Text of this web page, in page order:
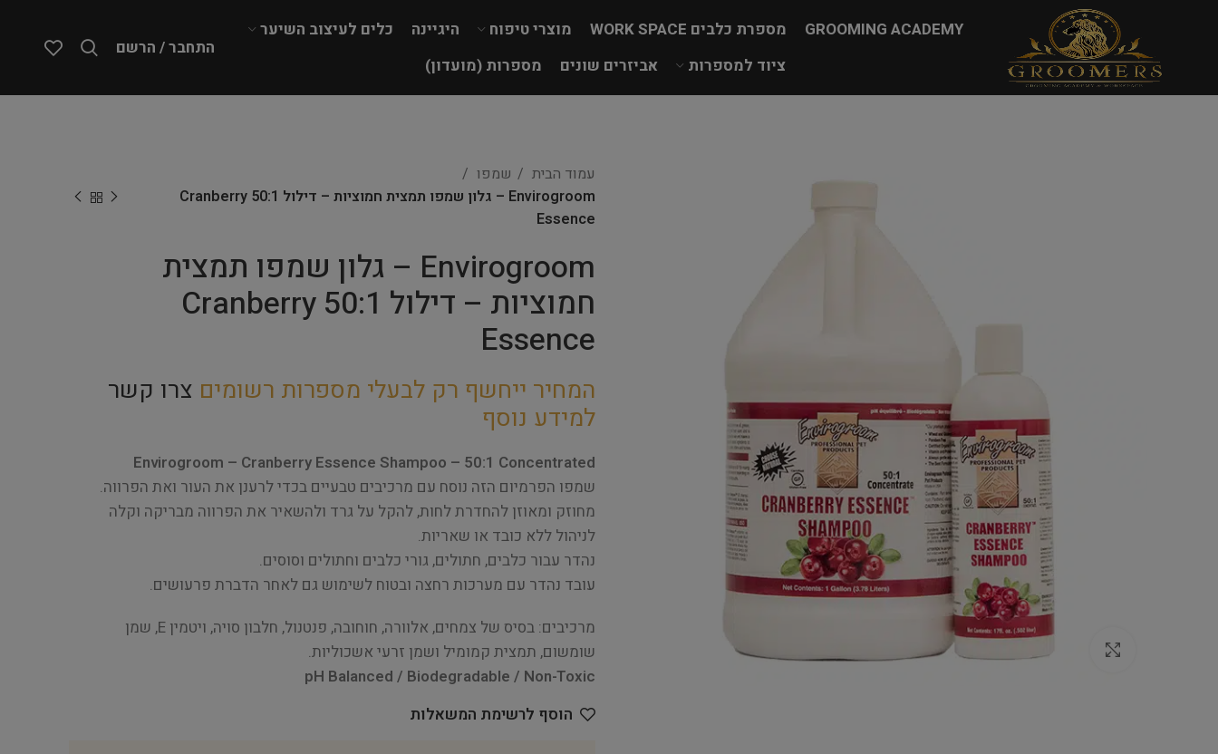
GROOMING ACADEMY מספרת כלבים WORK SPACE מוצרי טיפוח היגיינה
כלים לעיצוב השיער
ציוד למספרות
אביזרים שונים מספרות (מועדון)
התחבר / הרשם
עמוד הבית
שמפו
Envirogroom – גלון שמפו תמצית חמוציות – דילול 50:1 Cranberry
Essence
Envirogroom – גלון שמפו תמצית
חמוציות – דילול 50:1 Cranberry
Essence
המחיר ייחשף רק לבעלי מספרות רשומים צרו קשר
למידע נוסף
Envirogroom – Cranberry Essence Shampoo – 50:1 Concentrated
שמפו הפרמיום הזה נוסח עם מרכיבים טבעיים בכדי לרענן את העור ואת הפרווה.
מחוזק ומאוזן להחדרת לחות, להקל על גרד ולהשאיר את הפרווה מבריקה וקלה
לניהול ללא כובד או שאריות.
נהדר עבור כלבים, חתולים, גורי כלבים וחתולים וסוסים.
עובד נהדר עם מערכות רחצה ובטוח לשימוש גם לאחר הדברת פרעושים.
מרכיבים: בסיס של צמחים, אלוורה, חוחובה, פנטנול, חלבון סויה, ויטמין E, שמן
שומשום, תמצית קמומיל ושמן זרעי אשכוליות.
pH Balanced / Biodegradable / Non-Toxic
הוסף לרשימת המשאלות